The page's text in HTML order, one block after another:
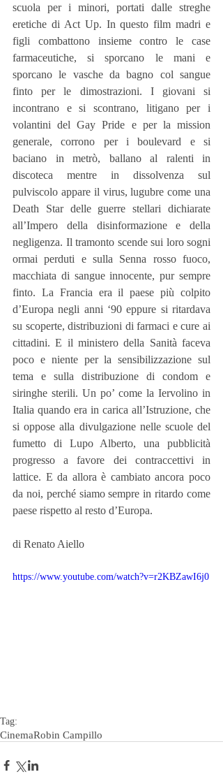
scuola per i minori, portati dalle streghe
eretiche di Act Up. In questo film madri e
figli combattono insieme contro le case
farmaceutiche, si sporcano le mani e
sporcano le vasche da bagno col sangue
finto per le dimostrazioni. I giovani si
incontrano e si scontrano, litigano per i
volantini del Gay Pride e per la mission
generale, corrono per i boulevard e si
baciano in metrò, ballano al ralenti in
discoteca mentre in dissolvenza sul
pulviscolo appare il virus, lugubre come una
Death Star delle guerre stellari dichiarate
all’Impero della disinformazione e della
negligenza. Il tramonto scende sui loro sogni
ormai perduti e sulla Senna rosso fuoco,
macchiata di sangue innocente, pur sempre
finto. La Francia era il paese più colpito
d’Europa negli anni ‘90 eppure si ritardava
su scoperte, distribuzioni di farmaci e cure ai
cittadini. E il ministero della Sanità faceva
poco e niente per la sensibilizzazione sul
tema e sulla distribuzione di condom e
siringhe sterili. Un po’ come la Iervolino in
Italia quando era in carica all’Istruzione, che
si oppose alla divulgazione nelle scuole del
fumetto di Lupo Alberto, una pubblicità
progresso a favore dei contraccettivi in
lattice. E da allora è cambiato ancora poco
da noi, perché siamo sempre in ritardo come
paese rispetto al resto d’Europa.
di Renato Aiello
https://www.youtube.com/watch?v=r2KBZawI6j0
Tag:
CinemaRobin Campillo